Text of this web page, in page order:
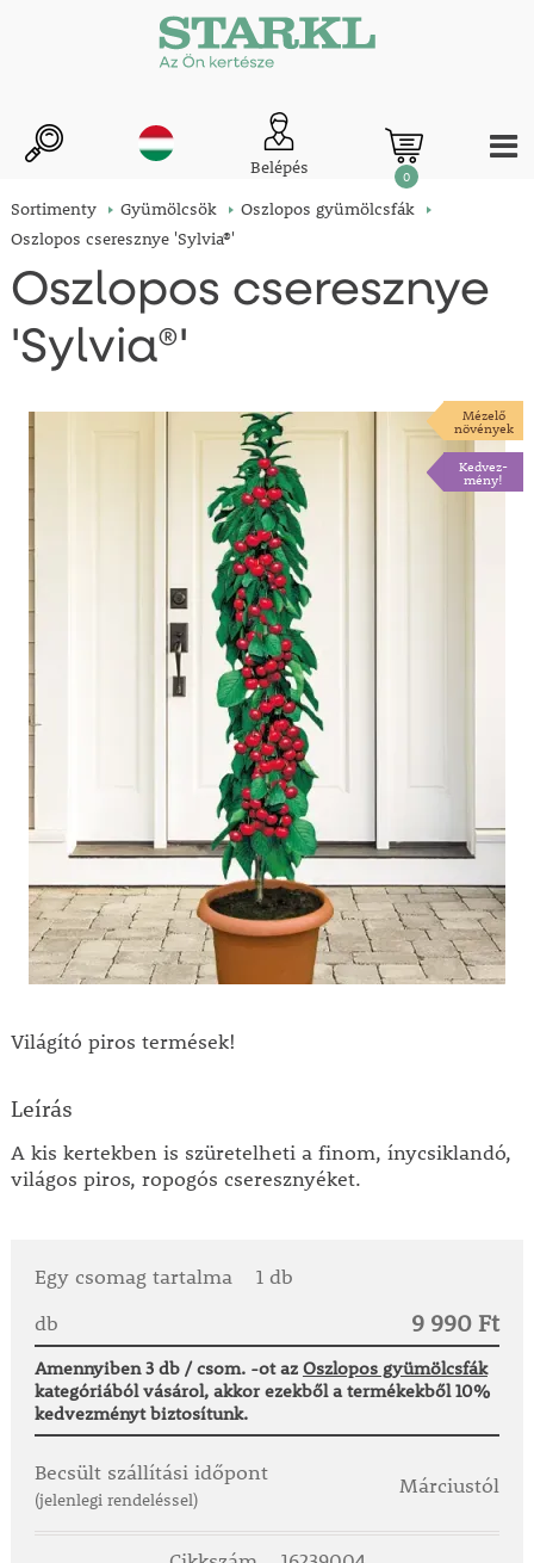
Belépés 0
Sortimenty Gyümölcsök
Oszlopos gyümölcsfák
Oszlopos cseresznye 'Sylvia®'
Oszlopos cseresznye
'Sylvia®'
Mézelő
növények
Kedvez-
mény!
Világító piros termések!
Leírás
A kis kertekben is szüretelheti a finom, ínycsiklandó,
világos piros, ropogós cseresznyéket.
Egy csomag tartalma
1 db
db
9 990 Ft
Amennyiben 3 db / csom. -ot az Oszlopos gyümölcsfák
kategóriából vásárol, akkor ezekből a termékekből 10%
kedvezményt biztosítunk.
Becsült szállítási időpont
(jelenlegi rendeléssel)
Márciustól